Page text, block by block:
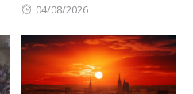
Posted
04/08/2026